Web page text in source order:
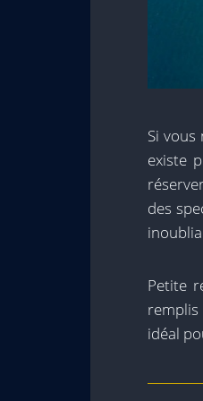
Si
existe
des
Petite
idéal